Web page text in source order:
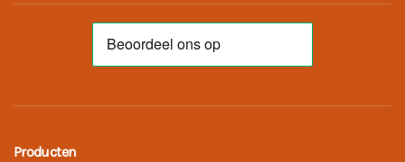
Producten